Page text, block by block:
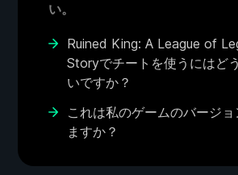
い。
Ruined King: A League of
Storyでチートを使うにはど
いですか？
これは私のゲームのバージ
ますか？